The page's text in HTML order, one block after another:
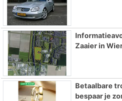
Zaaier in
Betaalbare
bespaar je